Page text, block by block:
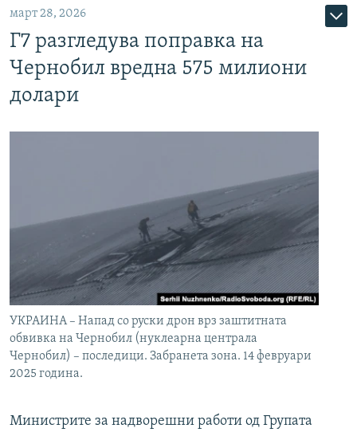
март 28, 2026
Г7 разгледува поправка на
Чернобил вредна 575 милиони
долари
УКРАИНА – Напад со руски дрон врз заштитната
обвивка на Чернобил (нуклеарна централа
Чернобил) – последици. Забранета зона. 14 февруари
2025 година.
Министрите за надворешни работи од Групата